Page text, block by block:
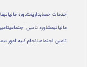
خدمات حسابداریمشاوره مالیاتی
مالياتيمشاوره تامین اجتماعی
تامین اجتماعیانجام کلیه امور